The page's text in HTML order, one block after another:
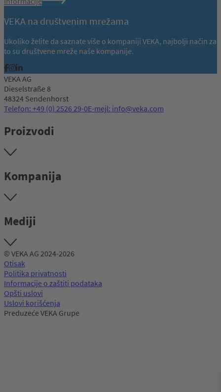
VEKA na društvenim mrežama
Ukoliko želite da saznate više o kompaniji VEKA, najbolji način za
to su društvene mreže naše kompanije.
VEKA AG
Dieselstraße 8
48324 Sendenhorst
Telefon: +49 (0) 2526 29-0E-mejl: info@veka.com
Proizvodi
Kompanija
Mediji
© VEKA AG 2024-2026
Otisak
Politika privatnosti
Informacije o zaštiti podataka
Opšti uslovi
Uslovi korišćenja
Preduzeće VEKA Grupe